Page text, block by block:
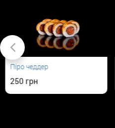
Піро чеддер
250